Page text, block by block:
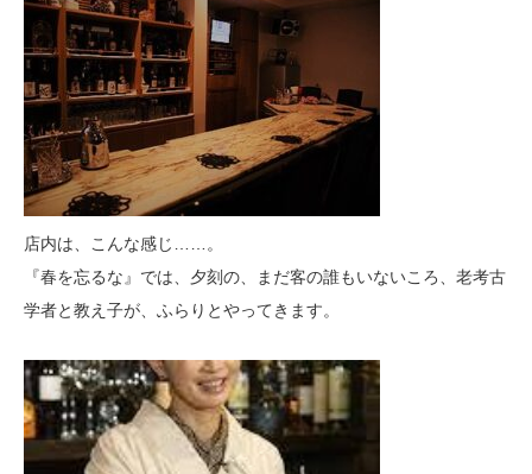
店内は、こんな感じ……。
『春を忘るな』では、夕刻の、まだ客の誰もいないころ、老考古
学者と教え子が、ふらりとやってきます。